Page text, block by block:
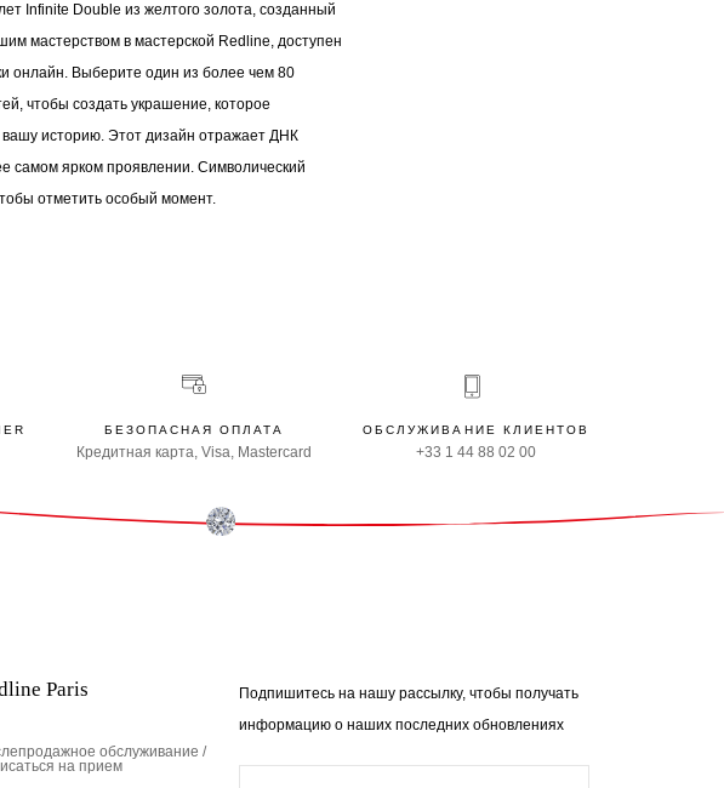
Infinite Double из желтого золота, созданный
мастерством в мастерской Redline, доступен
онлайн. Выберите один из более чем 80
чтобы создать украшение, которое
вашу историю. Этот дизайн отражает ДНК
самом ярком проявлении. Символический
отметить особый момент.
БЕЗОПАСНАЯ ОПЛАТА
Кредитная карта, Visa, Mastercard
ОБСЛУЖИВАНИЕ КЛИЕНТОВ
+33 1 44 88 02 00
Paris
обслуживание /
на прием
Подпишитесь на нашу рассылку, чтобы получать
информацию о наших последних обновлениях